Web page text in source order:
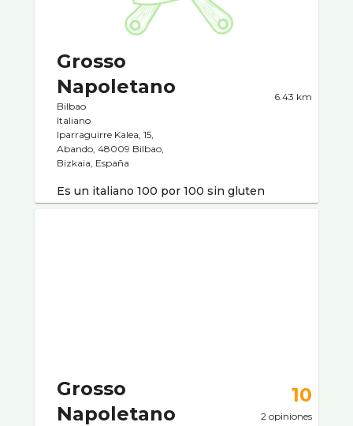
Grosso
Napoletano
Bilbao
Italiano
Iparraguirre Kalea, 15,
Abando, 48009 Bilbao,
Bizkaia, España
6.43 km
Es un italiano 100 por 100 sin gluten
Grosso
Napoletano
10
2 opiniones